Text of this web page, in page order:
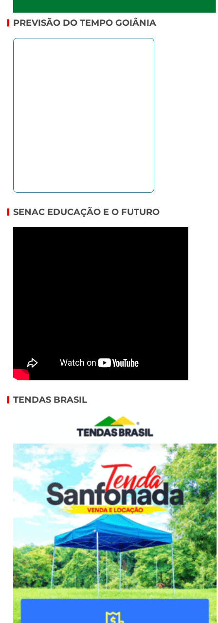
PREVISÃO DO TEMPO GOIÂNIA
SENAC EDUCAÇÃO E O FUTURO
TENDAS BRASIL